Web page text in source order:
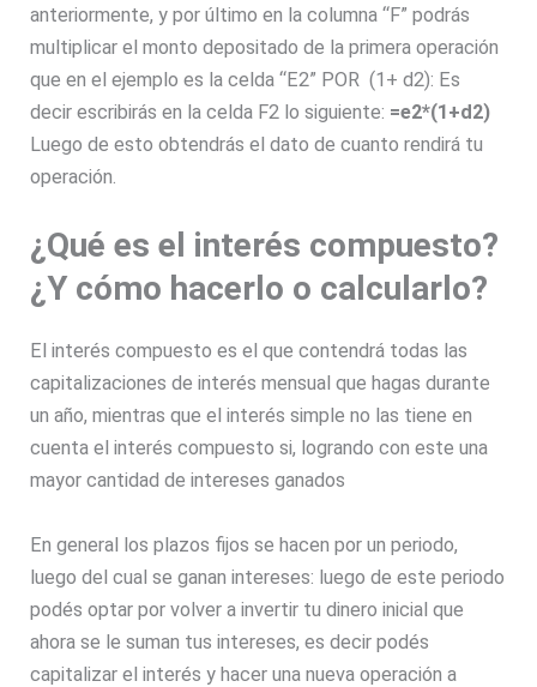
anteriormente, y por último en la columna “F” podrás
multiplicar el monto depositado de la primera operación
que en el ejemplo es la celda “E2” POR (1+ d2): Es
decir escribirás en la celda F2 lo siguiente: =e2*(1+d2)
Luego de esto obtendrás el dato de cuanto rendirá tu
operación.
¿Qué es el interés compuesto?
¿Y cómo hacerlo o calcularlo?
El interés compuesto es el que contendrá todas las
capitalizaciones de interés mensual que hagas durante
un año, mientras que el interés simple no las tiene en
cuenta el interés compuesto si, logrando con este una
mayor cantidad de intereses ganados
En general los plazos fijos se hacen por un periodo,
luego del cual se ganan intereses: luego de este periodo
podés optar por volver a invertir tu dinero inicial que
ahora se le suman tus intereses, es decir podés
capitalizar el interés y hacer una nueva operación a